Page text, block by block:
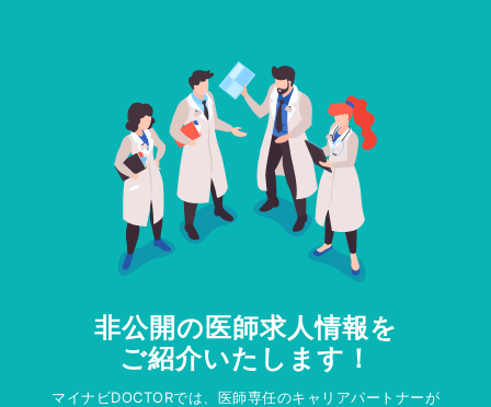
非公開の医師求人情報を
ご紹介いたします！
マイナビDOCTORでは、医師専任のキャリアパートナーが